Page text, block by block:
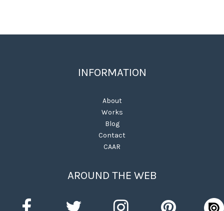
INFORMATION
About
Works
Blog
Contact
CAAR
AROUND THE WEB